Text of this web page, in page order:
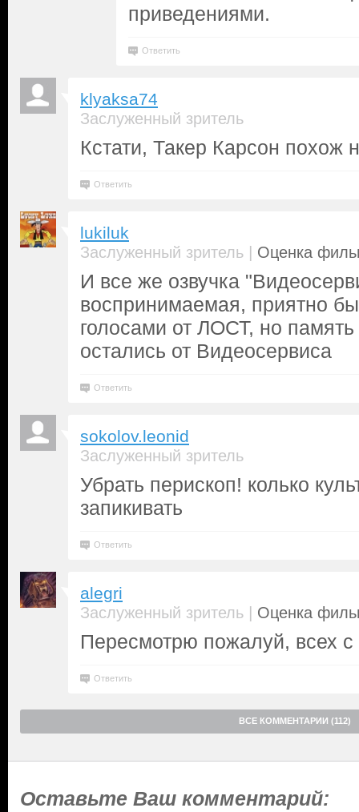
приведениями.
Ответить
klyaksa74
Заслуженный зритель
Кстати, Такер Карсон похож
Ответить
lukiluk
Заслуженный зритель | Оценка
И все же озвучка
воспринимаемая, приятно
голосами от ЛОСТ, но
остались от Видеосервиса
Ответить
sokolov.leonid
Заслуженный зритель
Убрать перископ! колько
запикивать
Ответить
alegri
Заслуженный зритель | Оценка
Пересмотрю пожалуй, всех с
Ответить
ВСЕ КОММЕНТАРИИ (112)
Оставьте Ваш комментарий: